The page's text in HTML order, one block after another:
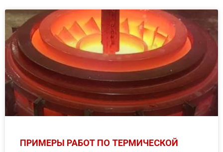
ПРИМЕРЫ РАБОТ ПО ТЕРМИЧЕСКОЙ